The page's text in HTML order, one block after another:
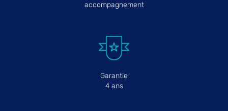
accompagnement
Garantie
4 ans